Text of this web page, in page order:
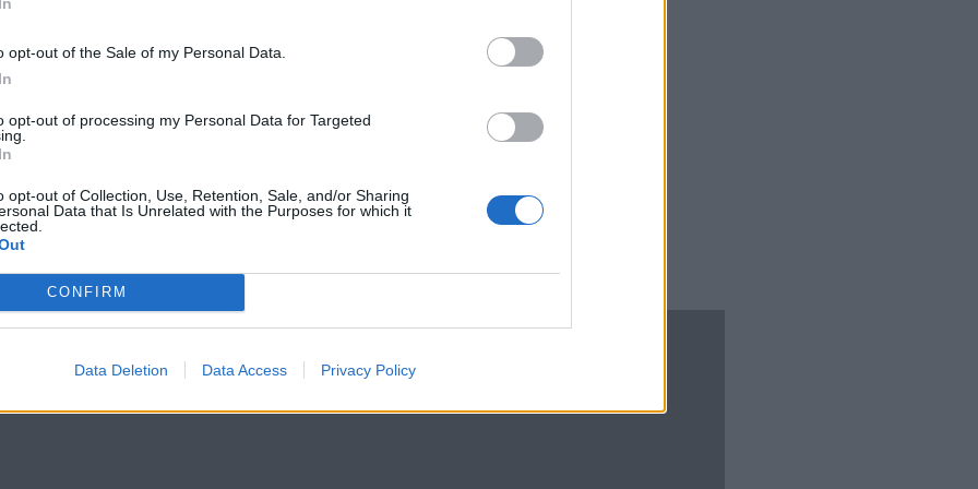
opt-out of the Sale of my Personal Data.
opt-out of processing my Personal Data for Targeted
opt-out of Collection, Use, Retention, Sale, and/or Sharing
Data that Is Unrelated with the Purposes for which it
CONFIRM
Data Deletion Data Access Privacy Policy
αυτής της ηλικίας και κυρίως μετά τα 50 είναι ότι οι
γυναίκες αυξάνουν το σωματικό τους βάρος. Για αυτό
περάσουν στην τέταρτη δεκαετία της ζωής τους, αντί να
να ασκούνται, κάνοντας τις παρακάτω ασκήσεις.